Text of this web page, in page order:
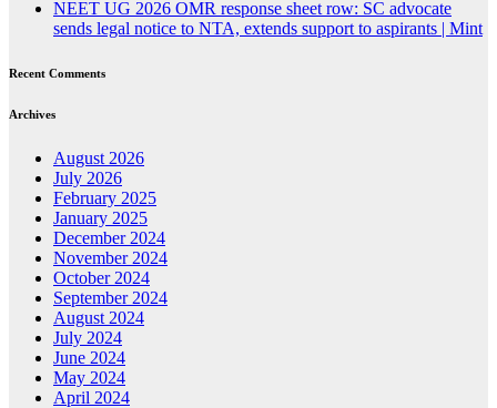
NEET UG 2026 OMR response sheet row: SC advocate
sends legal notice to NTA, extends support to aspirants | Mint
Recent Comments
Archives
August 2026
July 2026
February 2025
January 2025
December 2024
November 2024
October 2024
September 2024
August 2024
July 2024
June 2024
May 2024
April 2024